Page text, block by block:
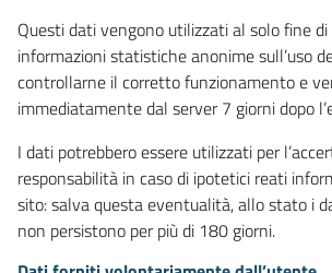
Questi dati vengono utilizzati al solo fine di
informazioni statistiche anonime sull’uso
controllarne il corretto funzionamento e
immediatamente dal server 7 giorni dopo
I dati potrebbero essere utilizzati per
responsabilità in caso di ipotetici reati
sito: salva questa eventualità, allo stato i
non persistono per più di 180 giorni.